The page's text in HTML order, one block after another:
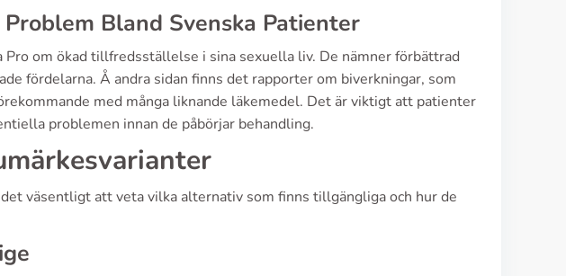
Bland Svenska Patienter
om ökad tillfredsställelse i sina sexuella liv. De nämner förbättrad
fördelarna. Å andra sidan finns det rapporter om biverkningar, som
med många liknande läkemedel. Det är viktigt att patienter
problemen innan de påbörjar behandling.
väsentligt att veta vilka alternativ som finns tillgängliga och hur de